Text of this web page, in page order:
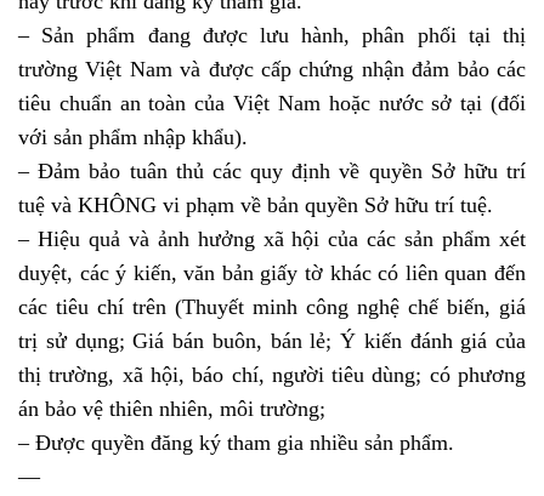
– Sản phẩm đang được lưu hành, phân phối tại thị
trường Việt Nam và được cấp chứng nhận đảm bảo các
tiêu chuẩn an toàn của Việt Nam hoặc nước sở tại (đối
với sản phẩm nhập khẩu).
– Đảm bảo tuân thủ các quy định về quyền Sở hữu trí
tuệ và KHÔNG vi phạm về bản quyền Sở hữu trí tuệ.
– Hiệu quả và ảnh hưởng xã hội của các sản phẩm xét
duyệt, các ý kiến, văn bản giấy tờ khác có liên quan đến
các tiêu chí trên (Thuyết minh công nghệ chế biến, giá
trị sử dụng; Giá bán buôn, bán lẻ; Ý kiến đánh giá của
thị trường, xã hội, báo chí, người tiêu dùng; có phương
án bảo vệ thiên nhiên, môi trường;
– Được quyền đăng ký tham gia nhiều sản phẩm.
—